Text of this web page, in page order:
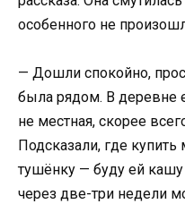
особенного не
— Дошли спокойно,
была рядом. В деревне
не местная, скорее
Подсказали, где
тушёнку — буду ей кашу
через две-три недели